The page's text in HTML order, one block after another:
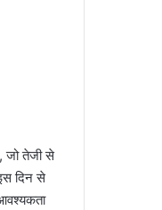
जो तेजी से
दिन से